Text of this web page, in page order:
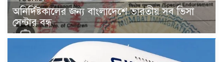
অনির্দিষ্টকালের জন্য বাংলাদেশে ভারতীয় সব ভিসা
সেন্টার বন্ধ